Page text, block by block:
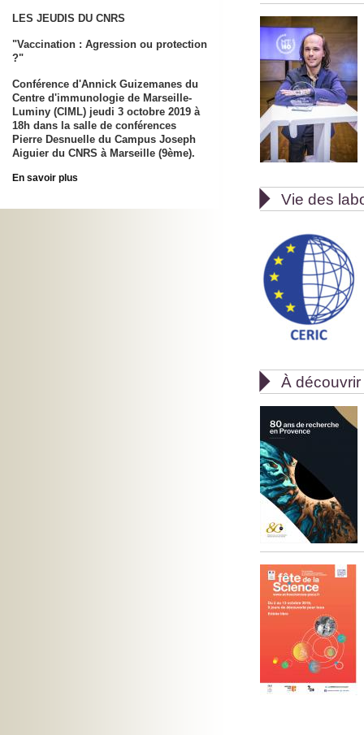
LES JEUDIS DU CNRS
"Vaccination : Agression ou protection
?"
Conférence d'Annick Guizemanes du
Centre d'immunologie de Marseille-
Luminy (CIML) jeudi 3 octobre 2019 à
18h dans la salle de conférences
Pierre Desnuelle du Campus Joseph
Aiguier du CNRS à Marseille (9ème).
En savoir plus
 Vie des
 À découvrir